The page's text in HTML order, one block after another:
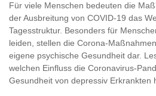
Für viele Menschen bedeuten die
der Ausbreitung von COVID-19 das
Tagesstruktur. Besonders für
leiden, stellen die Corona-
eigene psychische Gesundheit dar.
welchen Einfluss die Coronavirus-
Gesundheit von depressiv Erkrankten